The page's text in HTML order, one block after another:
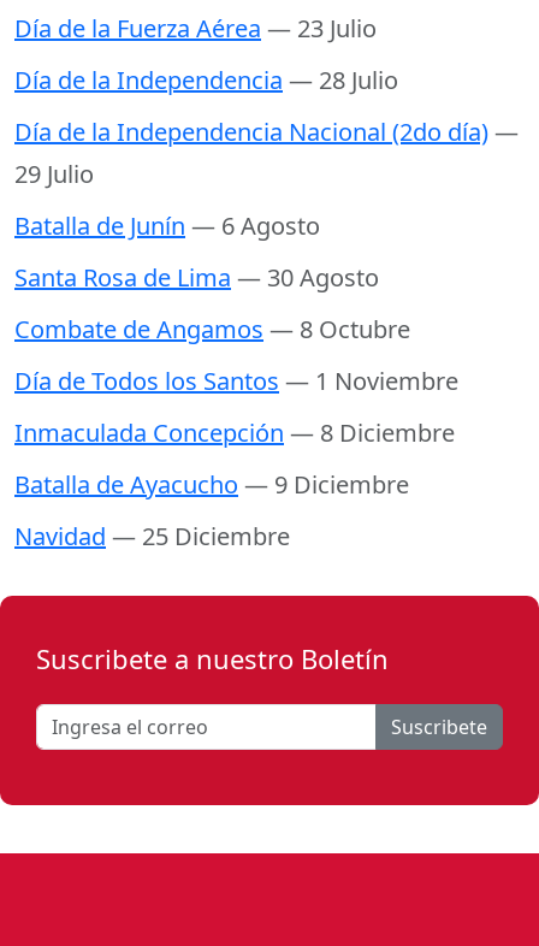
Día de la Fuerza Aérea — 23 Julio
Día de la Independencia — 28 Julio
Día de la Independencia Nacional (2do día)—
29 Julio
Batalla de Junín — 6 Agosto
Santa Rosa de Lima — 30 Agosto
Combate de Angamos — 8 Octubre
Día de Todos los Santos — 1 Noviembre
Inmaculada Concepción — 8 Diciembre
Batalla de Ayacucho — 9 Diciembre
Navidad — 25 Diciembre
Suscribete a nuestro Boletín
Suscribete